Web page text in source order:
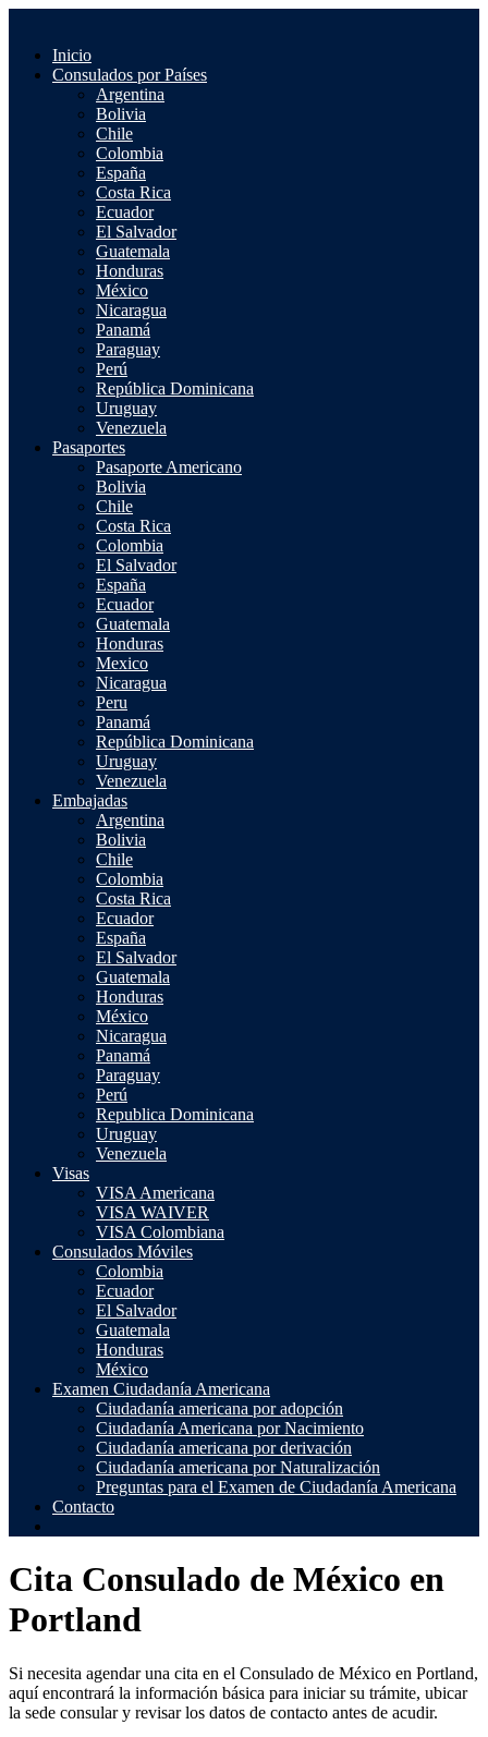
contenido
Inicio
Consulados por Países
Argentina
Bolivia
Chile
Colombia
España
Costa Rica
Ecuador
El Salvador
Guatemala
Honduras
México
Nicaragua
Panamá
Paraguay
Perú
República Dominicana
Uruguay
Venezuela
Pasaportes
Pasaporte Americano
Bolivia
Chile
Costa Rica
Colombia
El Salvador
España
Ecuador
Guatemala
Honduras
Mexico
Nicaragua
Peru
Panamá
República Dominicana
Uruguay
Venezuela
Embajadas
Argentina
Bolivia
Chile
Colombia
Costa Rica
Ecuador
España
El Salvador
Guatemala
Honduras
México
Nicaragua
Panamá
Paraguay
Perú
Republica Dominicana
Uruguay
Venezuela
Visas
VISA Americana
VISA WAIVER
VISA Colombiana
Consulados Móviles
Colombia
Ecuador
El Salvador
Guatemala
Honduras
México
Examen Ciudadanía Americana
Ciudadanía americana por adopción
Ciudadanía Americana por Nacimiento
Ciudadanía americana por derivación
Ciudadanía americana por Naturalización
Preguntas para el Examen de Ciudadanía Americana
Contacto
Cita Consulado de México en
Portland
Si necesita agendar una cita en el Consulado de México en Portland,
aquí encontrará la información básica para iniciar su trámite, ubicar
la sede consular y revisar los datos de contacto antes de acudir.